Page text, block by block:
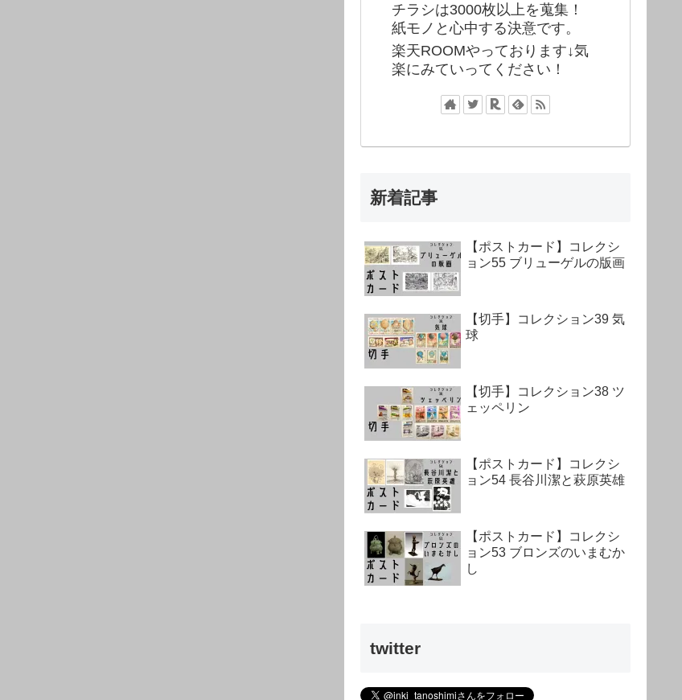
チラシは3000枚以上を蒐集！
紙モノと心中する決意です。
楽天ROOMやっております↓気
楽にみていってください！
新着記事
【ポストカード】コレクシ
ョン55 ブリューゲルの版画
【切手】コレクション39 気
球
【切手】コレクション38 ツ
ェッペリン
【ポストカード】コレクシ
ョン54 長谷川潔と萩原英雄
【ポストカード】コレクシ
ョン53 ブロンズのいまむか
し
twitter